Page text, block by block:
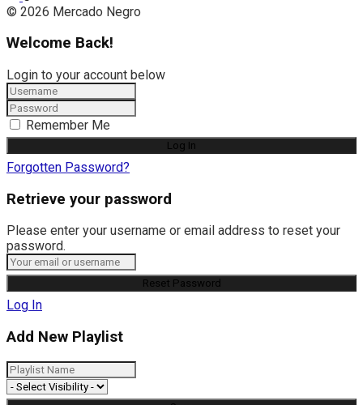
© 2026 Mercado Negro
Welcome Back!
Login to your account below
Remember Me
Forgotten Password?
Retrieve your password
Please enter your username or email address to reset your
password.
Log In
Add New Playlist